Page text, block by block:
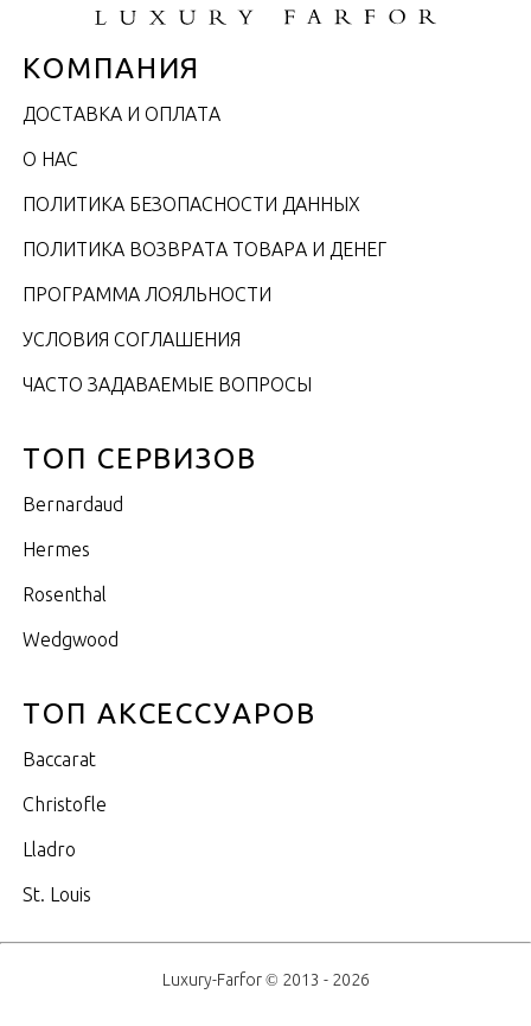
КОМПАНИЯ
ДОСТАВКА И ОПЛАТА
О НАС
ПОЛИТИКА БЕЗОПАСНОСТИ ДАННЫХ
ПОЛИТИКА ВОЗВРАТА ТОВАРА И ДЕНЕГ
ПРОГРАММА ЛОЯЛЬНОСТИ
УСЛОВИЯ СОГЛАШЕНИЯ
ЧАСТО ЗАДАВАЕМЫЕ ВОПРОСЫ
ТОП СЕРВИЗОВ
Bernardaud
Hermes
Rosenthal
Wedgwood
ТОП АКСЕССУАРОВ
Baccarat
Christofle
Lladro
St. Louis
Luxury-Farfor © 2013 - 2026